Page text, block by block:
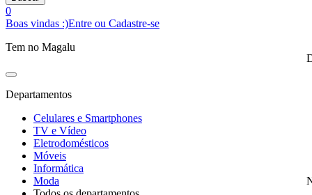
0
Boas vindas :)Entre ou Cadastre-se
Tem no Magalu
Departamentos
Celulares e Smartphones
TV e Vídeo
Eletrodomésticos
Móveis
Informática
Moda